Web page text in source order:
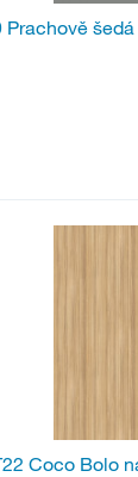
Prachově
Coco Bolo